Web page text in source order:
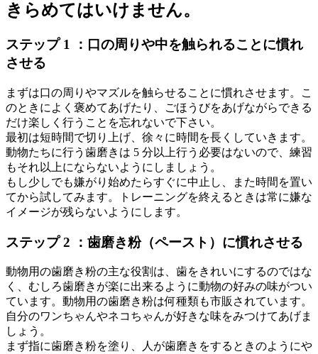
きらめてはいけません。
ステップ 1 ：口の周りや中を触られることに慣れ
させる
まずは口の周りやマズルを触らせることに慣れさせます。こ
のときによく褒めてあげたり、ごほうびをあげながらできる
だけ楽しく行うことを忘れないで下さい。
最初は短時間で切り上げ、徐々に時間を長くしていきます。
動物たちに行う歯磨きは 5 分以上行う必要はないので、練習
もそれ以上にならないようにしましょう。
もし少しでも嫌がり始めたらすぐに中止し、また時間を置い
てから試してみます。トレーニングを終えるときは常に嫌な
イメージが残らないようにします。
ステップ 2 ：歯磨き粉（ペースト）に慣れさせる
動物用の歯磨き粉の主な役割は、歯をきれいにするのではな
く、むしろ歯磨きが楽に出来るように動物の好みの味がつい
ています。動物用の歯磨き粉は何種類も市販されています。
自分のワンちゃんやネコちゃんが好きな味をみつけてあげま
しょう。
まず指に歯磨き粉を塗り、人が歯磨きをするときのようにや